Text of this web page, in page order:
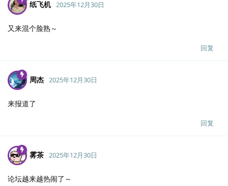
纸飞机 2025年12月30日
又来混个脸熟～
回复
周杰 2025年12月30日
来报道了
回复
雾茶 2025年12月30日
论坛越来越热闹了～